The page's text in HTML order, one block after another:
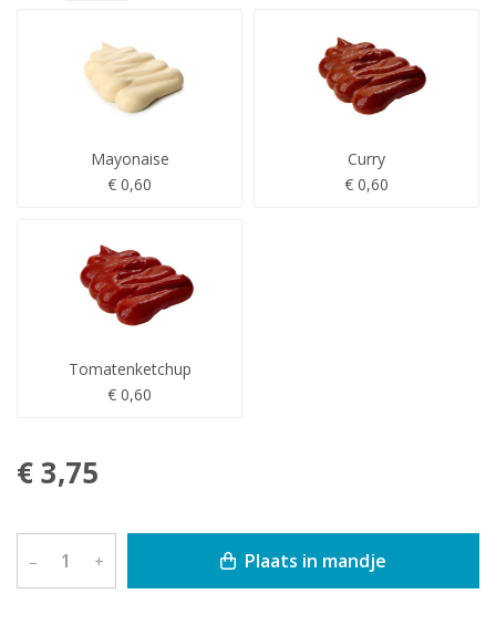
Mayonaise
€ 0,60
Curry
€ 0,60
Tomatenketchup
€ 0,60
€ 3,75
– + Plaats in mandje